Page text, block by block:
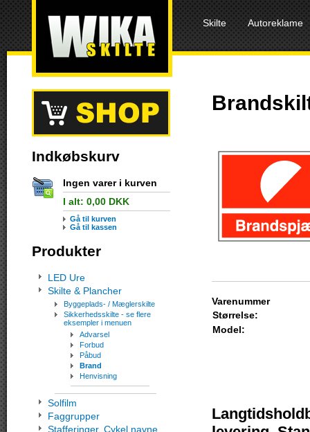
Skilte Autoreklame
Indkøbskurv
Ingen varer i kurven
I alt: 0,00 DKK
Gå til kurven
Gå til kassen
Produkter
LED Ure
Skilte & Plancher
Byggeplads- / Mæglerskilte
Sikkerhedsskilte - se flere
eksempler i menuen
Advarsel
Forbud
Påbud
Brand
Henvisning
Solfilm
Faggrupper
Stafferinger, Cykel navne
Varenummer
Størrelse:
Model: